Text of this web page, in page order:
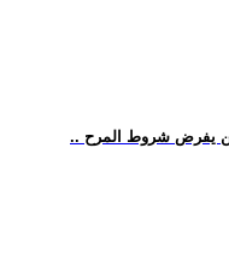
من يفرض شروط المرح